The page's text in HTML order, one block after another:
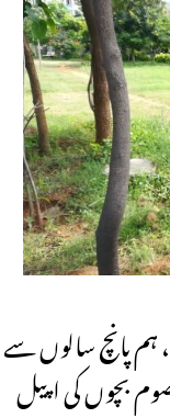
پانچ سالوں سے
بچوں کی اپیل